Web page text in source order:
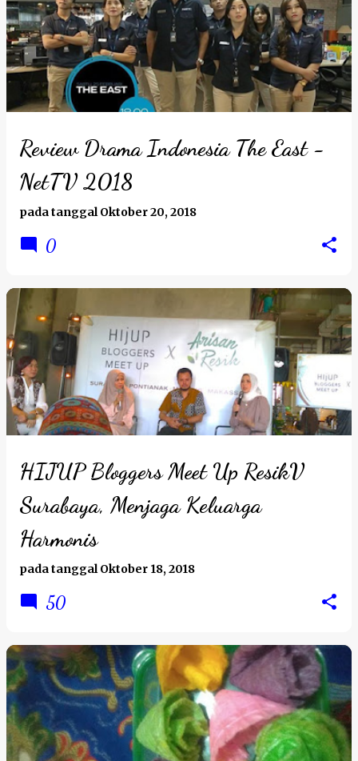
Review Drama Indonesia The East -
NetTV 2018
pada tanggalOktober 20, 2018
0
HIJUP Bloggers Meet Up ResikV
Surabaya, Menjaga Keluarga
Harmonis
pada tanggalOktober 18, 2018
50